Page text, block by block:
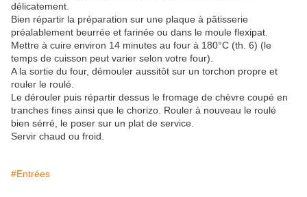
délicatement.
Bien répartir la préparation sur une plaque à pâtisserie
préalablement beurrée et farinée ou dans le moule flexipat.
Mettre à cuire environ 14 minutes au four à 180°C (th. 6) (le
temps de cuisson peut varier selon votre four).
A la sortie du four, démouler aussitôt sur un torchon propre et
rouler le roulé.
Le dérouler puis répartir dessus le fromage de chèvre coupé en
tranches fines ainsi que le chorizo. Rouler à nouveau le roulé
bien sérré, le poser sur un plat de service.
Servir chaud ou froid.
#Entrées